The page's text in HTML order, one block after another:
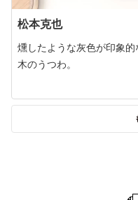
松本克也
燻したような灰色が印象的
木のうつわ。